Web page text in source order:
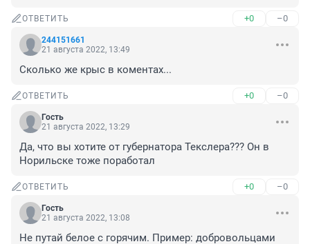
ОТВЕТИТЬ +0 –0
244151661
21 августа 2022, 13:49
Сколько же крыс в коментах...
ОТВЕТИТЬ +0 –0
Гость
21 августа 2022, 13:29
Да, что вы хотите от губернатора Текслера??? Он в
Норильске тоже поработал
ОТВЕТИТЬ +0 –0
Гость
21 августа 2022, 13:08
Не путай белое с горячим. Пример: добровольцами